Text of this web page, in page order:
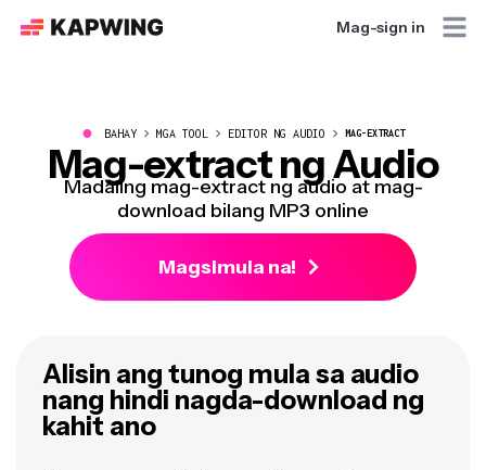
Mag-sign in
● BAHAY MGA TOOL EDITOR NG AUDIO MAG-EXTRACT
Mag-extract ng Audio
Madaling mag-extract ng audio at mag-
download bilang MP3 online
Magsimula na!
Alisin ang tunog mula sa audio
nang hindi nagda-download ng
kahit ano